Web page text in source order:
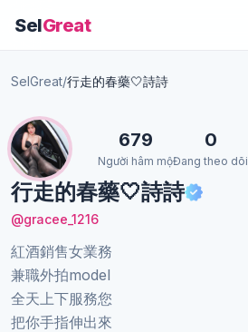
SelGreat
SelGreat/行走的春藥🤍詩詩
行走的春藥🤍詩詩
@gracee_1216
紅酒銷售女業務
兼職外拍model
全天上下服務您
把你手指伸出來
679
Người hâm mộ
0
Đang theo dõi